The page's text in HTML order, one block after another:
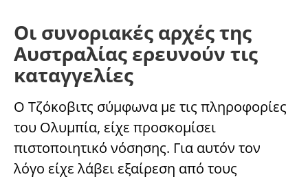
Οι συνοριακές αρχές της
Αυστραλίας ερευνούν τις
καταγγελίες
Ο Τζόκοβιτς σύμφωνα με τις πληροφορίες
του Ολυμπία, είχε προσκομίσει
πιστοποιητικό νόσησης. Για αυτόν τον
λόγο είχε λάβει εξαίρεση από τους